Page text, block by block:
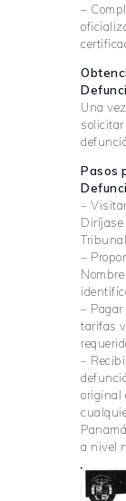
–
Una
Pasos
–
Diríjase
–
–
tarifas
–
original
a nivel